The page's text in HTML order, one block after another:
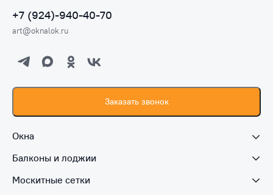
+7 (924)-940-40-70
art@oknalok.ru
Заказать звонок
Окна
Балконы и лоджии
Москитные сетки